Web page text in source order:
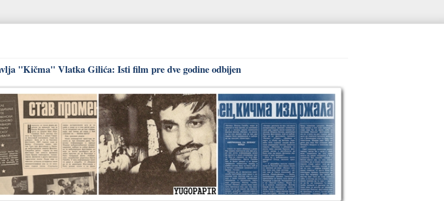
"Kičma" Vlatka Gilića: Isti film pre dve godine odbijen